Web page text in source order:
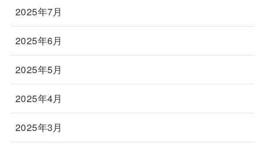
2025年7月
2025年6月
2025年5月
2025年4月
2025年3月